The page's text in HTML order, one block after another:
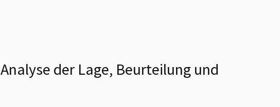
Analyse der Lage, Beurteilung und